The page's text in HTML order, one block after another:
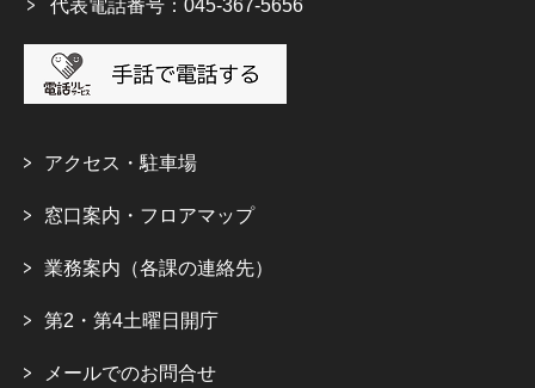
代表電話番号：045-367-5656
アクセス・駐車場
窓口案内・フロアマップ
業務案内（各課の連絡先）
第2・第4土曜日開庁
メールでのお問合せ